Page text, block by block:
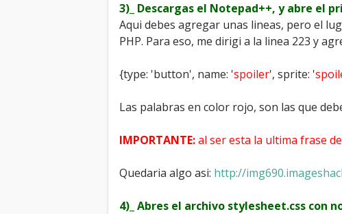
3)_ Descargas el Notepad++, y abre el
Aqui debes agregar unas lineas, pero el
PHP. Para eso, me dirigi a la linea 223 y
{type: 'button', name: 'spoiler', sprite: '
Las palabras en color rojo, son las que
IMPORTANTE:al ser esta la ultima frase
Quedaria algo asi: http://
4)_ Abres el archivo stylesheet.css con